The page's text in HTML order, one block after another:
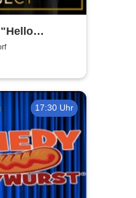
17:30 Uhr